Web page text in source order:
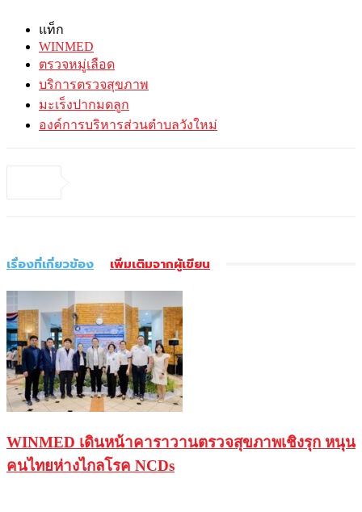
แท็ก
WINMED
ตรวจหมู่เลือด
บริการตรวจสุขภาพ
มะเร็งปากมดลูก
องค์การบริหารส่วนตำบลวังใหม่
เรื่องที่เกี่ยวข้อง เพิ่มเติมจากผู้เขียน
WINMED เดินหน้าคาราวานตรวจสุขภาพเชิงรุก หนุน
คนไทยห่างไกลโรค NCDs